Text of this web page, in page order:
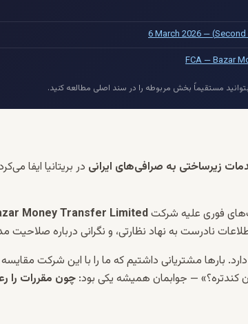
مستقیماً بخش مربوطه را در سند اصلی مطالعه کنید.
زیرساختی به صرافی‌های ایرانی در بریتانیا ایفا
Money Transfer Limited
نادرست به نهاد نظارتی، و نگرانی درباره صلاحیت
بارها مشتریانی داشتیم که ما را با این شرکت
کندتره؟» — جوابمان همیشه یکی بود: چون مقررات را